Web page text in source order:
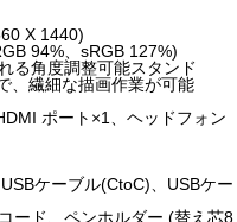
X 1440)
94%、sRGB 127%)
る角度調整可能スタンド
、繊細な描画作業が可能
ポート×1、ヘッドフォン
ケーブル(CtoC)、USBケー
ード、ペンホルダー (替え芯8